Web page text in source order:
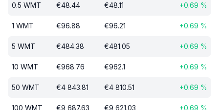
0.5 WMT €48.44 €48.11 +0.69 %
1 WMT €96.88 €96.21 +0.69 %
5 WMT €484.38 €481.05 +0.69 %
10 WMT €968.76 €962.1 +0.69 %
50 WMT €4 843.81 €4 810.51 +0.69 %
100 WMT €9 687.63 €9 621.03 +0.69 %